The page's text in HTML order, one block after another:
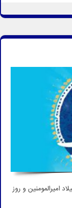
امیرالمومنین و روز